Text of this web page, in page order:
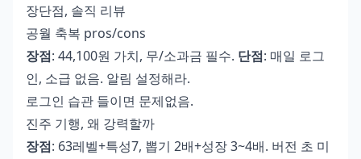
장단점, 솔직 리뷰
공월 축복 pros/cons
장점: 44,100원 가치, 무/소과금 필수. 단점: 매일 로그
인, 소급 없음. 알림 설정해라.
로그인 습관 들이면 문제없음.
진주 기행, 왜 강력할까
장점: 63레벨+특성7, 뽑기 2배+성장 3~4배. 버전 초 미